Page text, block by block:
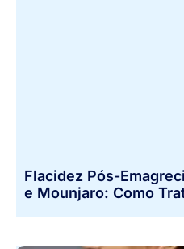
Flacidez Pós-
e Mounjaro: Como